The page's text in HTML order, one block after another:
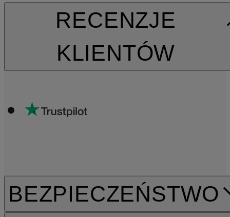
RECENZJE
KLIENTÓW
BEZPIECZEŃSTWO